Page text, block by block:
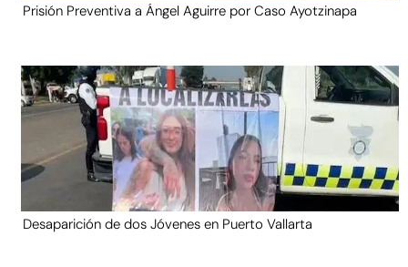
Prisión Preventiva a Ángel Aguirre por Caso Ayotzinapa
Desaparición de dos Jóvenes en Puerto Vallarta